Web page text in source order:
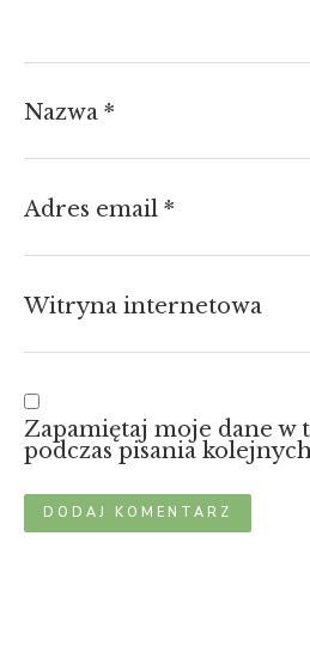
Nazwa *
Adres email *
Witryna internetowa
Zapamiętaj moje dane w
podczas pisania